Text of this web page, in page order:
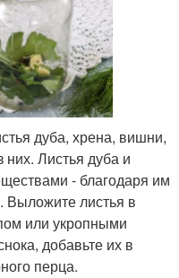
дуба, хрена, вишни,
Листья дуба и
- благодаря им
Выложите листья в
или укропными
добавьте их в
перца.